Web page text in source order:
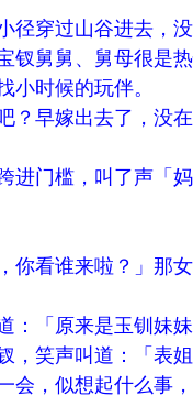
径穿过山谷进去，
钗舅舅、舅母很是
小时候的玩伴。
？早嫁出去了，没
进门槛，叫了声「
你看谁来啦？」那
：「原来是玉钏妹妹
，笑声叫道：「表
会，似想起什么事，